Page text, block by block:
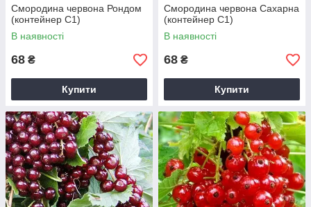
Смородина червона Рондом
(контейнер С1)
В наявності
68 ₴
Купити
Смородина червона Сахарна
(контейнер С1)
В наявності
68 ₴
Купити